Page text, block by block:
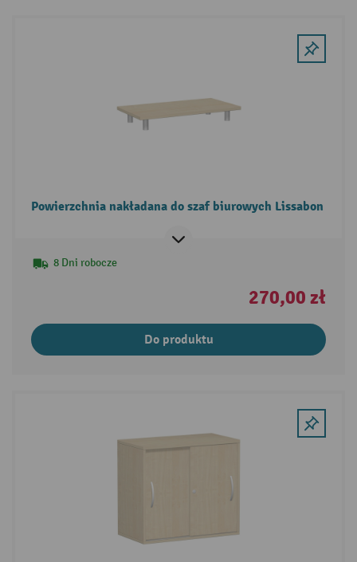
Powierzchnia nakładana do szaf biurowych Lissabon
8 Dni robocze
270,00 zł
Do produktu